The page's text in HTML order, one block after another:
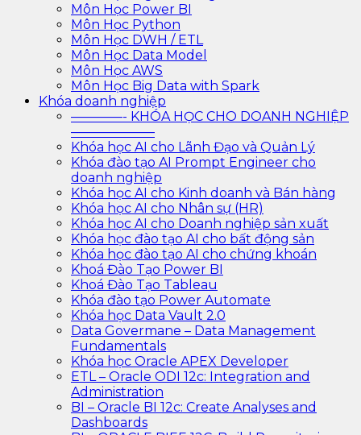
Môn Học Power BI
Môn Học Python
Môn Học DWH / ETL
Môn Học Data Model
Môn Học AWS
Môn Học Big Data with Spark
Khóa doanh nghiệp
————- KHÓA HỌC CHO DOANH NGHIỆP
——————–
Khóa học AI cho Lãnh Đạo và Quản Lý
Khóa đào tạo AI Prompt Engineer cho
doanh nghiệp
Khóa học AI cho Kinh doanh và Bán hàng
Khóa học AI cho Nhân sự (HR)
Khóa học AI cho Doanh nghiệp sản xuất
Khóa học đào tạo AI cho bất động sản
Khóa học đào tạo AI cho chứng khoán
Khoá Đào Tạo Power BI
Khoá Đào Tạo Tableau
Khóa đào tạo Power Automate
Khóa học Data Vault 2.0
Data Govermane – Data Management
Fundamentals
Khóa học Oracle APEX Developer
ETL – Oracle ODI 12c: Integration and
Administration
BI – Oracle BI 12c: Create Analyses and
Dashboards